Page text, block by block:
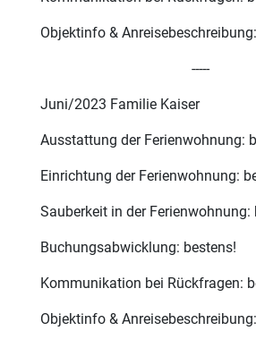
Objektinfo &
-----
Juni/2023 Familie Kaiser
Ausstattung der Ferienwohnung:
Einrichtung der Ferienwohnung:
Sauberkeit in der Ferienwohnung:
Buchungsabwicklung: bestens!
Kommunikation bei Rückfragen:
Objektinfo &